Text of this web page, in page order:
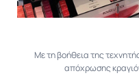
Με τη βοήθεια της
απόχρωσης